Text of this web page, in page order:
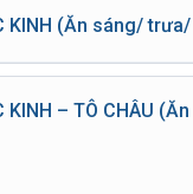
Kinh, Đoàn làm thủ
các vua chúa đời
Dâng Hương, Hồ
đá, hành lang đi
KINH (Ăn sáng/
bữa sáng tại khách
hành tham quan:
Thiên An Môn -
KINH – TÔ CHÂU